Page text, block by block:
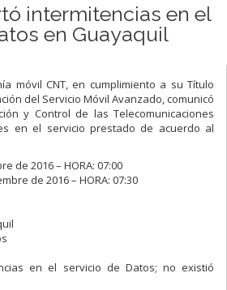
intermitencias en el
en Guayaquil
móvil CNT, en cumplimiento a su Título
del Servicio Móvil Avanzado, comunicó
y Control de las Telecomunicaciones
en el servicio prestado de acuerdo al
de 2016 – HORA: 07:00
de 2016 – HORA: 07:30
en el servicio de Datos; no existió